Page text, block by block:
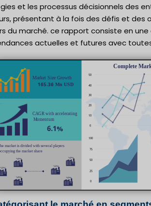
et les processus décisionnels des
présentant à la fois des défis et des
du marché. ce rapport consiste en
actuelles et futures avec